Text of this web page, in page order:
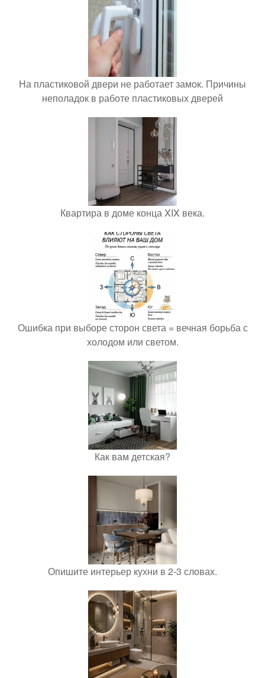
На пластиковой двери не работает замок. Причины
неполадок в работе пластиковых дверей
Квартира в доме конца XIX века.
Ошибка при выборе сторон света = вечная борьба с
холодом или светом.
Как вам детская?
Опишите интерьер кухни в 2-3 словах.